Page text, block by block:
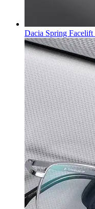
Dacia Spring Facelift